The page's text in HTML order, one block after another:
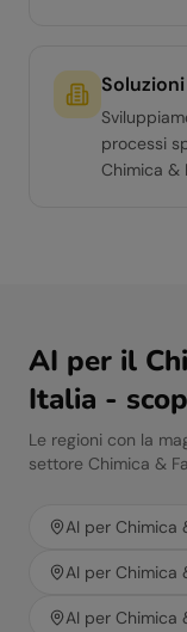
processi
Chimica &
AI per il
Italia -
Le regioni con la
settore Chimica &
AI per Chimica
AI per Chimica
AI per Chimica